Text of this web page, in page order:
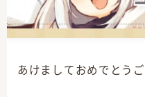
あけましておめでとうご